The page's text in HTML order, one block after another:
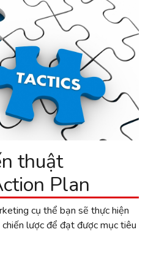
thuật
Plan
cụ thể bạn sẽ thực hiện
lược để đạt được mục tiêu